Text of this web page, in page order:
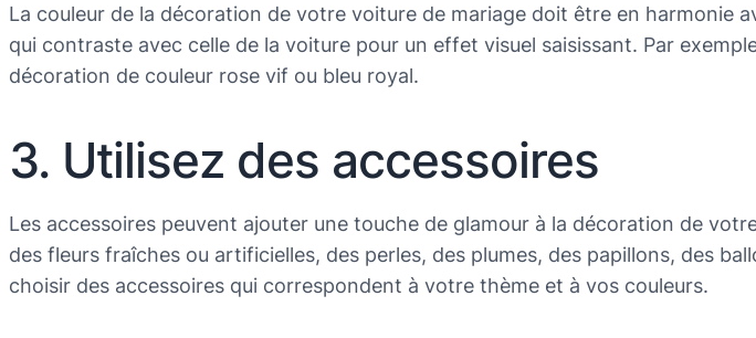
La couleur de la décoration de votre voiture de mariage doit être en harmonie
qui contraste avec celle de la voiture pour un effet visuel saisissant. Par
décoration de couleur rose vif ou bleu royal.
3. Utilisez des accessoires
Les accessoires peuvent ajouter une touche de glamour à la décoration de
des fleurs fraîches ou artificielles, des perles, des plumes, des papillons, des
choisir des accessoires qui correspondent à votre thème et à vos couleurs.